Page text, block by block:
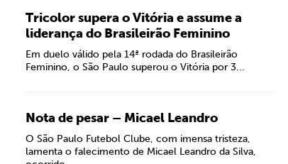
Tricolor supera o Vitória e assume a
liderança do Brasileirão Feminino
Em duelo válido pela 14ª rodada do Brasileirão
Feminino, o São Paulo superou o Vitória por 3...
Nota de pesar – Micael Leandro
O São Paulo Futebol Clube, com imensa tristeza,
lamenta o falecimento de Micael Leandro da Silva,